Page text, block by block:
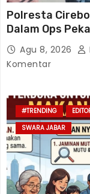
Polresta
Dalam Ops
Agu 8, 2026
Komentar
#TRENDING
SWARA JABAR